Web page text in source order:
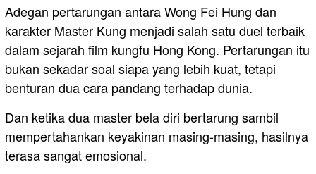
Adegan pertarungan antara Wong Fei Hung dan
karakter Master Kung menjadi salah satu duel terbaik
dalam sejarah film kungfu Hong Kong. Pertarungan itu
bukan sekadar soal siapa yang lebih kuat, tetapi
benturan dua cara pandang terhadap dunia.
Dan ketika dua master bela diri bertarung sambil
mempertahankan keyakinan masing-masing, hasilnya
terasa sangat emosional.